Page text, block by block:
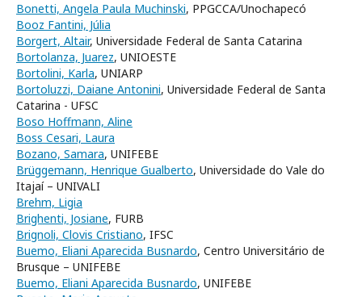
Bonetti, Angela Paula Muchinski, PPGCCA/Unochapecó
Booz Fantini, Júlia
Borgert, Altair, Universidade Federal de Santa Catarina
Bortolanza, Juarez, UNIOESTE
Bortolini, Karla, UNIARP
Bortoluzzi, Daiane Antonini, Universidade Federal de Santa
Catarina - UFSC
Boso Hoffmann, Aline
Boss Cesari, Laura
Bozano, Samara, UNIFEBE
Brüggemann, Henrique Gualberto, Universidade do Vale do
Itajaí – UNIVALI
Brehm, Ligia
Brighenti, Josiane, FURB
Brignoli, Clovis Cristiano, IFSC
Buemo, Eliani Aparecida Busnardo, Centro Universitário de
Brusque – UNIFEBE
Buemo, Eliani Aparecida Busnardo, UNIFEBE